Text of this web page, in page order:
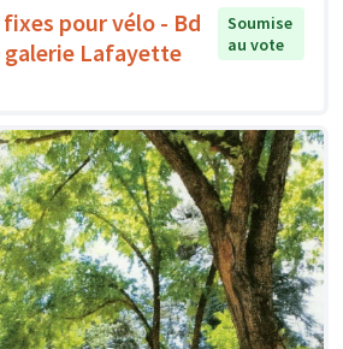
pour vélo - Bd
galerie Lafayette
Soumise
au vote